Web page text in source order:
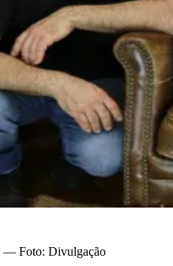
— Foto: Divulgação